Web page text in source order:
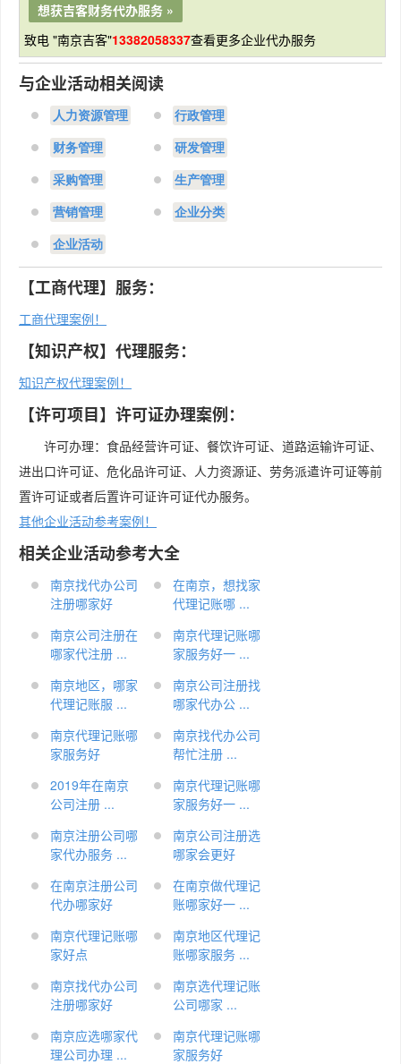
想获吉客财务代办服务 »
致电 "南京吉客"13382058337查看更多企业代办服务
与企业活动相关阅读
人力资源管理 行政管理
财务管理 研发管理
采购管理 生产管理
营销管理 企业分类
企业活动
【工商代理】服务：
工商代理案例！
【知识产权】代理服务：
知识产权代理案例！
【许可项目】许可证办理案例：
许可办理：食品经营许可证、餐饮许可证、道路运输许可证、
进出口许可证、危化品许可证、人力资源证、劳务派遣许可证等前
置许可证或者后置许可证许可证代办服务。
其他企业活动参考案例！
相关企业活动参考大全
南京找代办公司
注册哪家好
在南京，想找家
代理记账哪 ...
南京公司注册在
哪家代注册 ...
南京代理记账哪
家服务好一 ...
南京地区，哪家
代理记账服 ...
南京公司注册找
哪家代办公 ...
南京代理记账哪
家服务好
​南京找代办公司
帮忙注册 ...
2019年在南京
公司注册 ...
南京代理记账哪
家服务好一 ...
南京注册公司哪
家代办服务 ...
南京公司注册选
哪家会更好
在南京注册公司
代办哪家好
在南京做代理记
账哪家好一 ...
​南京代理记账哪
家好点
南京地区代理记
账哪家服务 ...
南京找代办公司
注册哪家好
​南京选代理记账
公司哪家 ...
南京应选哪家代
理公司办理 ...
南京代理记账哪
家服务好